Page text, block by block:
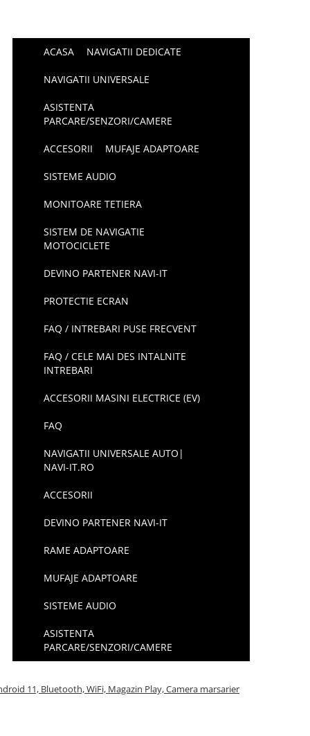
ACASA NAVIGATII DEDICATE
NAVIGATII UNIVERSALE
ASISTENTA
PARCARE/SENZORI/CAMERE
ACCESORII MUFAJE ADAPTOARE
SISTEME AUDIO
MONITOARE TETIERA
SISTEM DE NAVIGATIE
MOTOCICLETE
DEVINO PARTENER NAVI-IT
PROTECTIE ECRAN
FAQ / INTREBARI PUSE FRECVENT
FAQ / CELE MAI DES INTALNITE
INTREBARI
ACCESORII MASINI ELECTRICE (EV)
FAQ
NAVIGATII UNIVERSALE AUTO|
NAVI-IT.RO
ACCESORII
DEVINO PARTENER NAVI-IT
RAME ADAPTOARE
MUFAJE ADAPTOARE
SISTEME AUDIO
ASISTENTA
PARCARE/SENZORI/CAMERE
11, Bluetooth, WiFi, Magazin Play, Camera marsarier